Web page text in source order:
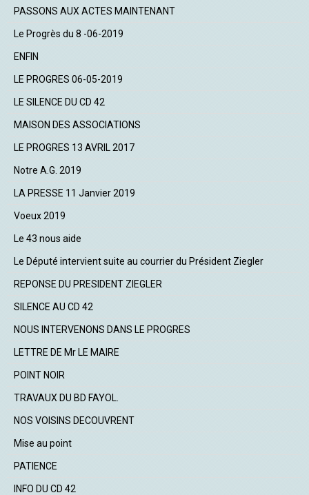
PASSONS AUX ACTES MAINTENANT
Le Progrès du 8 -06-2019
ENFIN
LE PROGRES 06-05-2019
LE SILENCE DU CD 42
MAISON DES ASSOCIATIONS
LE PROGRES 13 AVRIL 2017
Notre A.G. 2019
LA PRESSE 11 Janvier 2019
Voeux 2019
Le 43 nous aide
Le Député intervient suite au courrier du Président Ziegler
REPONSE DU PRESIDENT ZIEGLER
SILENCE AU CD 42
NOUS INTERVENONS DANS LE PROGRES
LETTRE DE Mr LE MAIRE
POINT NOIR
TRAVAUX DU BD FAYOL.
NOS VOISINS DECOUVRENT
Mise au point
PATIENCE
INFO DU CD 42